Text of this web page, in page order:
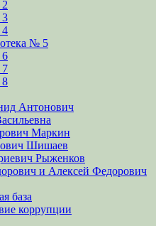
№ 5
Антонович
Маркин
Шишаев
Рыженков
и Алексей Федорович
база
коррупции